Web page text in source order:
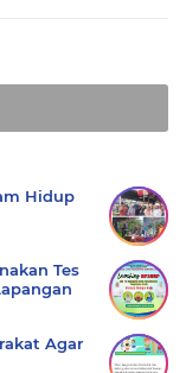
Hidup
Tes
Agar